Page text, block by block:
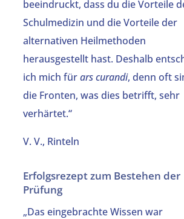
beeindruckt, dass du die Vorteile
Schulmedizin und die Vorteile der
alternativen Heilmethoden
herausgestellt hast. Deshalb
ich mich fürars curandi, denn oft
die Fronten, was dies betrifft, sehr
verhärtet.“
V. V., Rinteln
Erfolgsrezept zum Bestehen der
Prüfung
„Das eingebrachte Wissen war